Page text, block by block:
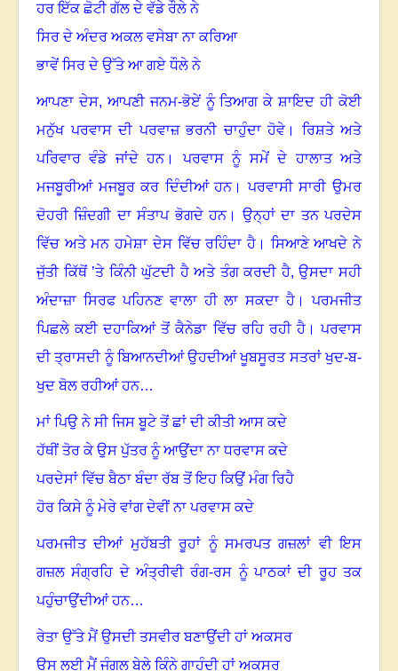
ਹਰ ਇੱਕ ਛੋਟੀ ਗੱਲ ਦੇ ਵੱਡੇ ਰੌਲੇ ਨੇ
ਸਿਰ ਦੇ ਅੰਦਰ ਅਕਲ ਵਸੇਬਾ ਨਾ ਕਰਿਆ
ਭਾਵੇਂ ਸਿਰ ਦੇ ਉੱਤੇ ਆ ਗਏ ਧੌਲੇ ਨੇ
ਆਪਣਾ ਦੇਸ, ਆਪਣੀ ਜਨਮ-ਭੋਏਂ ਨੂੰ ਤਿਆਗ ਕੇ ਸ਼ਾਇਦ ਹੀ ਕੋਈ
ਮਨੁੱਖ ਪਰਵਾਸ ਦੀ ਪਰਵਾਜ਼ ਭਰਨੀ ਚਾਹੁੰਦਾ ਹੋਵੇ। ਰਿਸ਼ਤੇ ਅਤੇ
ਪਰਿਵਾਰ ਵੰਡੇ ਜਾਂਦੇ ਹਨ।ਪਰਵਾਸ ਨੂੰ ਸਮੇਂ ਦੇ ਹਾਲਾਤ ਅਤੇ
ਮਜਬੂਰੀਆਂ ਮਜਬੂਰ ਕਰ ਦਿੰਦੀਆਂ ਹਨ।ਪਰਵਾਸੀ ਸਾਰੀ ਉਮਰ
ਦੋਹਰੀ ਜ਼ਿੰਦਗੀ ਦਾ ਸੰਤਾਪ ਭੋਗਦੇ ਹਨ। ਉਨ੍ਹਾਂ ਦਾ ਤਨ ਪਰਦੇਸ
ਵਿੱਚ ਅਤੇ ਮਨ ਹਮੇਸ਼ਾ ਦੇਸ ਵਿੱਚ ਰਹਿੰਦਾ ਹੈ। ਸਿਆਣੇ ਆਖਦੇ ਨੇ
ਜੁੱਤੀ ਕਿੱਥੋਂ ’ਤੇ ਕਿੰਨੀ ਘੁੱਟਦੀ ਹੈ ਅਤੇ ਤੰਗ ਕਰਦੀ ਹੈ,ਉਸਦਾ ਸਹੀ
ਅੰਦਾਜ਼ਾ ਸਿਰਫ ਪਹਿਨਣ ਵਾਲਾ ਹੀ ਲਾ ਸਕਦਾ ਹੈ ।ਪਰਮਜੀਤ
ਪਿਛਲੇ ਕਈ ਦਹਾਕਿਆਂ ਤੋਂ ਕੈਨੇਡਾ ਵਿੱਚ ਰਹਿ ਰਹੀ ਹੈ।ਪਰਵਾਸ
ਦੀ ਤ੍ਰਾਸਦੀ ਨੂੰ ਬਿਆਨਦੀਆਂ ਉਹਦੀਆਂ ਖੂਬਸੂਰਤ ਸਤਰਾਂ ਖੁਦ-ਬ-
ਖੁਦ ਬੋਲ ਰਹੀਆਂ ਹਨ…
ਮਾਂ ਪਿਉ ਨੇ ਸੀ ਜਿਸ ਬੂਟੇ ਤੋਂ ਛਾਂ ਦੀ ਕੀਤੀ ਆਸ ਕਦੇ
ਹੱਥੀਂ ਤੋਰ ਕੇ ਉਸ ਪੁੱਤਰ ਨੂੰ ਆਉਂਦਾ ਨਾ ਧਰਵਾਸ ਕਦੇ
ਪਰਦੇਸਾਂ ਵਿੱਚ ਬੈਠਾ ਬੰਦਾ ਰੱਬ ਤੋਂ ਇਹ ਕਿਉਂ ਮੰਗ ਰਿਹੈ
ਹੋਰ ਕਿਸੇ ਨੂੰ ਮੇਰੇ ਵਾਂਗ ਦੇਵੀਂ ਨਾ ਪਰਵਾਸ ਕਦੇ
ਪਰਮਜੀਤ ਦੀਆਂ ਮੁਹੱਬਤੀ ਰੂਹਾਂ ਨੂੰ ਸਮਰਪਤ ਗਜ਼ਲਾਂ ਵੀ ਇਸ
ਗਜ਼ਲ ਸੰਗ੍ਰਹਿ ਦੇ ਅੰਤ੍ਰੀਵੀ ਰੰਗ-ਰਸ ਨੂੰ ਪਾਠਕਾਂ ਦੀ ਰੂਹ ਤਕ
ਪਹੁੰਚਾਉਂਦੀਆਂ ਹਨ…
ਰੇਤਾ ਉੱਤੇ ਮੈਂ ਉਸਦੀ ਤਸਵੀਰ ਬਣਾਉਂਦੀ ਹਾਂ ਅਕਸਰ
ਉਸ ਲਈ ਮੈਂ ਜੰਗਲ ਬੇਲੇ ਕਿੰਨੇ ਗਾਹੁੰਦੀ ਹਾਂ ਅਕਸਰ